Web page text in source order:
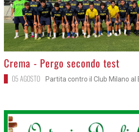
>
Crema - Pergo secondo test
05 AGOSTO Partita contro il Club Milano al